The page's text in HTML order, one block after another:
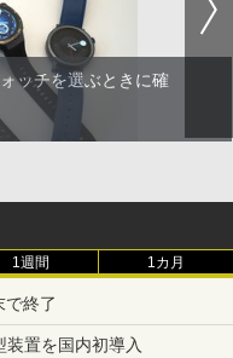
ッチを選ぶときに確
1週間 1カ月
で終了
置を国内初導入